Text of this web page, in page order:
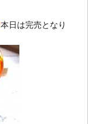
本日は完売となり